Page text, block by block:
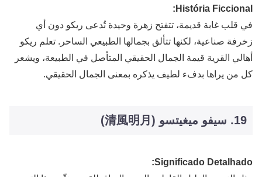
História Ficcional:
في قلب غابة قديمة، تتفتح زهرة وحيدة تُدعى ريكو دون أي
زخرفة صناعية، لكنها تتألق بجمالها الطبيعي الساحر. تعلم ريكو
أهالي القرية قيمة الجمال الحقيقي المتأصل في الطبيعة، ويشعر
كل من يراها بدفء لطيف يذكره بمعنى الجمال الحقيقي.
19. سيفو ميغيتسو (清風明月)
Significado Detalhado: